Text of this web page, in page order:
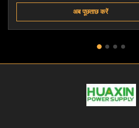
अब पूछताछ करें